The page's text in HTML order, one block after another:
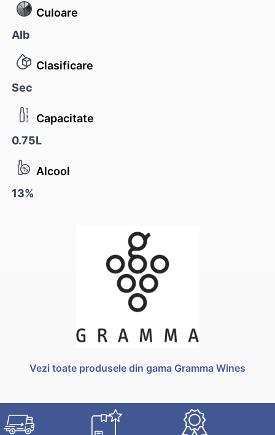
Culoare
Alb
Clasificare
Sec
Capacitate
0.75L
Alcool
13%
Vezi toate produsele din gama Gramma Wines